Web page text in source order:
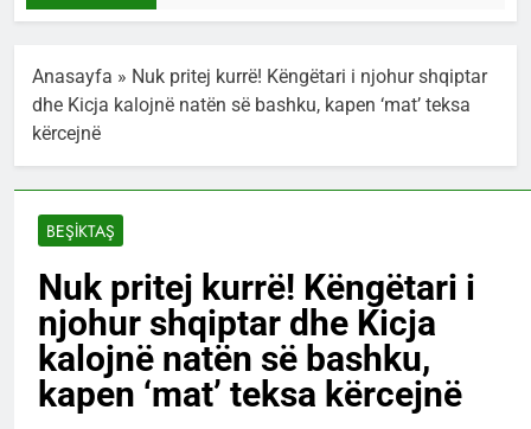
Anasayfa » Nuk pritej kurrë! Këngëtari i njohur shqiptar
dhe Kicja kalojnë natën së bashku, kapen ‘mat’ teksa
kërcejnë
BEŞİKTAŞ
Nuk pritej kurrë! Këngëtari i
njohur shqiptar dhe Kicja
kalojnë natën së bashku,
kapen ‘mat’ teksa kërcejnë